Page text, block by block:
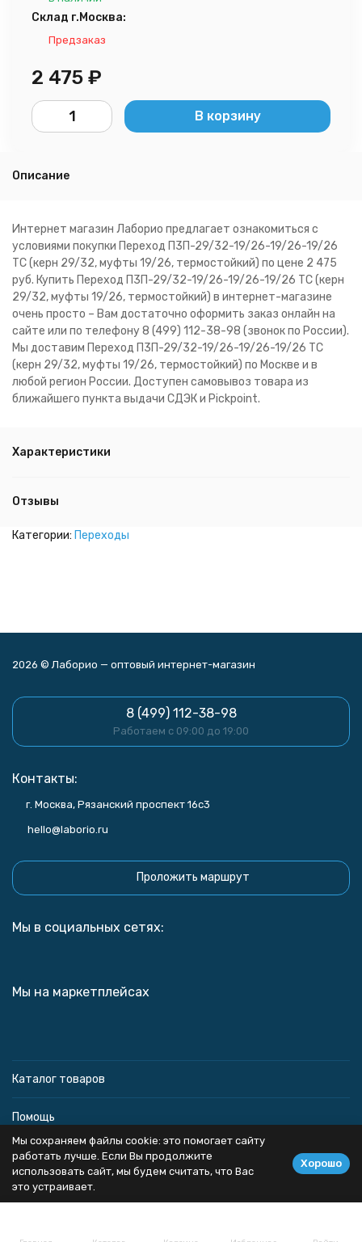
Склад г.Москва:
Предзаказ
2 475 ₽
В корзину
Описание
Интернет магазин Лаборио предлагает ознакомиться с
условиями покупки Переход П3П-29/32-19/26-19/26-19/26
ТС (керн 29/32, муфты 19/26, термостойкий) по цене 2 475
руб. Купить Переход П3П-29/32-19/26-19/26-19/26 ТС (керн
29/32, муфты 19/26, термостойкий) в интернет-магазине
очень просто – Вам достаточно оформить заказ онлайн на
сайте или по телефону 8 (499) 112-38-98 (звонок по России).
Мы доставим Переход П3П-29/32-19/26-19/26-19/26 ТС
(керн 29/32, муфты 19/26, термостойкий) по Москве и в
любой регион России. Доступен самовывоз товара из
ближайшего пункта выдачи СДЭК и Pickpoint.
Характеристики
Отзывы
Категории: Переходы
2026 © Лаборио — оптовый интернет-магазин
8 (499) 112-38-98
Работаем с 09:00 до 19:00
Контакты:
г. Москва, Рязанский проспект 16с3
hello@laborio.ru
Проложить маршрут
Мы в социальных сетях:
Мы на маркетплейсах
Каталог товаров
Помощь
Информация
Политика персональных данных
Мы сохраняем файлы cookie: это помогает сайту
работать лучше. Если Вы продолжите
использовать сайт, мы будем считать, что Вас
это устраивает.
Хорошо